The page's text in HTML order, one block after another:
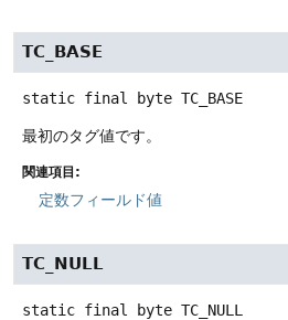
TC_BASE
static final byte TC_BASE
最初のタグ値です。
関連項目:
定数フィールド値
TC_NULL
static final byte TC_NULL